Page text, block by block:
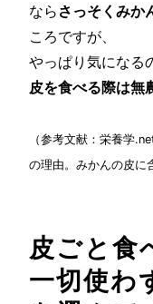
なら さっそくみか
ころですが、
やっぱり気になる
皮を食べる際は無
（参考文献：栄養学
の理由。みかんの皮に
皮ごと食
一切使わ